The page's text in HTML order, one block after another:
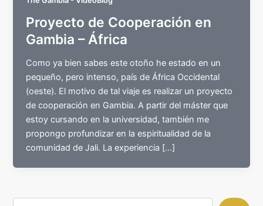
Proyecto de Cooperación en
Gambia – África
Como ya bien sabes este otoño he estado en un
pequeño, pero intenso, país de África Occidental
(oeste). El motivo de tal viaje es realizar un proyecto
de cooperación en Gambia. A partir del máster que
estoy cursando en la universidad, también me
propongo profundizar en la espiritualidad de la
comunidad de Jali. La experiencia […]